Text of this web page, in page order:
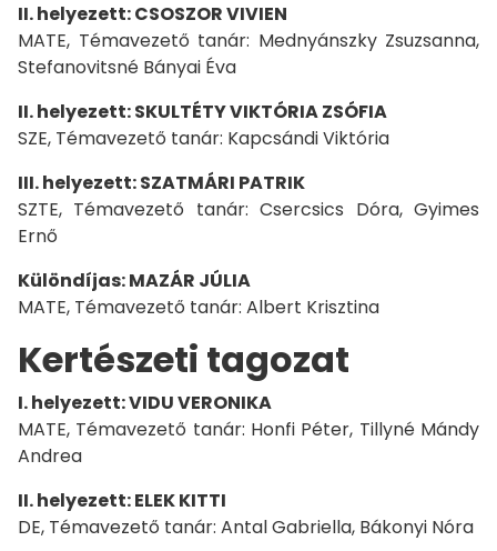
II. helyezett: CSOSZOR VIVIEN
MATE, Témavezető tanár: Mednyánszky Zsuzsanna,
Stefanovitsné Bányai Éva
II. helyezett: SKULTÉTY VIKTÓRIA ZSÓFIA
SZE, Témavezető tanár: Kapcsándi Viktória
III. helyezett: SZATMÁRI PATRIK
SZTE, Témavezető tanár: Csercsics Dóra, Gyimes
Ernő
Különdíjas: MAZÁR JÚLIA
MATE, Témavezető tanár: Albert Krisztina
Kertészeti tagozat
I. helyezett: VIDU VERONIKA
MATE, Témavezető tanár: Honfi Péter, Tillyné Mándy
Andrea
II. helyezett: ELEK KITTI
DE, Témavezető tanár: Antal Gabriella, Bákonyi Nóra